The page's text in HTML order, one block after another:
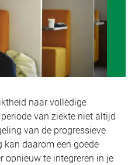
naar volledige
van ziekte niet altijd
van de progressieve
kan daarom een goede
opnieuw te integreren in je